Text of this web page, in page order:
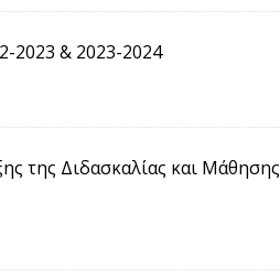
2023 & 2023-2024
της Διδασκαλίας και Μάθησης